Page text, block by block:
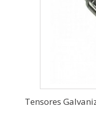
Tensores